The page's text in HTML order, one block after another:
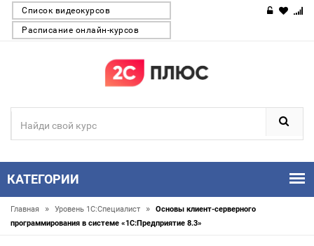
Список видеокурсов
Расписание онлайн-курсов
КАТЕГОРИИ
Главная » Уровень 1С:Специалист »
Основы клиент-серверного
программирования в системе «1С:Предприятие 8.3»